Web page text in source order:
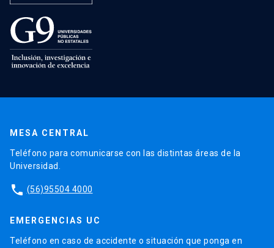
MESA CENTRAL
Teléfono para comunicarse con las distintas áreas de la
Universidad.
phone (56)95504 4000
EMERGENCIAS UC
Teléfono en caso de accidente o situación que ponga en